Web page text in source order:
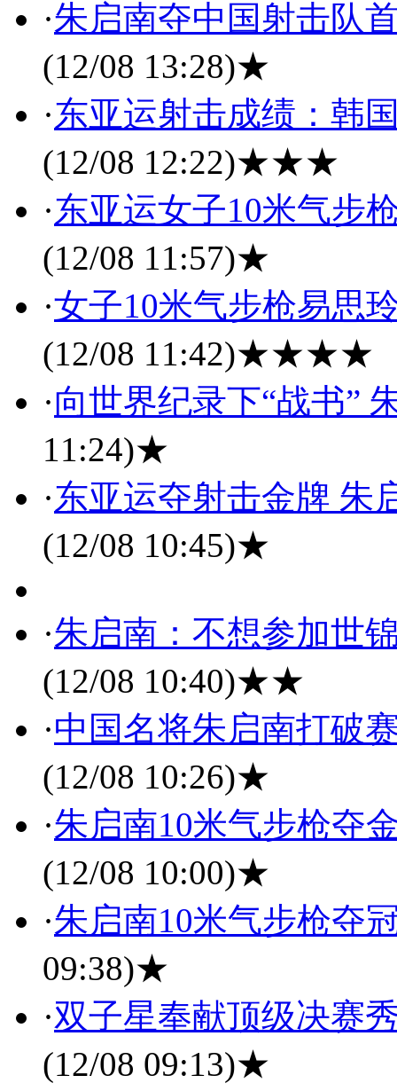
·朱启南夺中国射击队
(12/08 13:28)★
·东亚运射击成绩：韩
(12/08 12:22)★★★
·东亚运女子10米气步
(12/08 11:57)★
·女子10米气步枪易思
(12/08 11:42)★★★★
·向世界纪录下“战书”
11:24)★
·东亚运夺射击金牌 朱
(12/08 10:45)★
·朱启南：不想参加世
(12/08 10:40)★★
·中国名将朱启南打破
(12/08 10:26)★
·朱启南10米气步枪夺
(12/08 10:00)★
·朱启南10米气步枪夺
09:38)★
·双子星奉献顶级决赛
(12/08 09:13)★